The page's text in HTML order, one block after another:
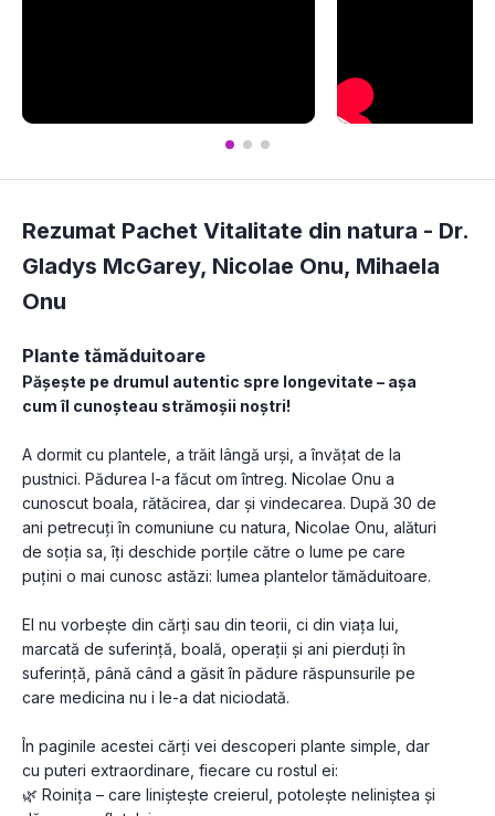
Rezumat Pachet Vitalitate din natura - Dr.
Gladys McGarey, Nicolae Onu, Mihaela
Onu
Plante tămăduitoare
Pășește pe drumul autentic spre longevitate – așa
cum îl cunoșteau strămoșii noștri!
A dormit cu plantele, a trăit lângă urși, a învățat de la
pustnici. Pădurea l-a făcut om întreg. Nicolae Onu a
cunoscut boala, rătăcirea, dar și vindecarea. După 30 de
ani petrecuți în comuniune cu natura, Nicolae Onu, alături
de soția sa, îți deschide porțile către o lume pe care
puțini o mai cunosc astăzi: lumea plantelor tămăduitoare.
El nu vorbește din cărți sau din teorii, ci din viața lui,
marcată de suferință, boală, operații și ani pierduți în
suferință, până când a găsit în pădure răspunsurile pe
care medicina nu i le-a dat niciodată.
În paginile acestei cărți vei descoperi plante simple, dar
cu puteri extraordinare, fiecare cu rostul ei:
🌿 Roinița – care liniștește creierul, potolește neliniștea și